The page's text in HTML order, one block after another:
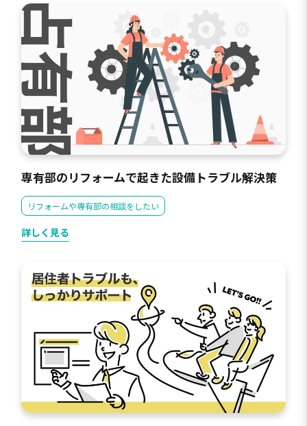
専有部のリフォームで起きた設備トラブル解決策
リフォームや専有部の相談をしたい
詳しく見る